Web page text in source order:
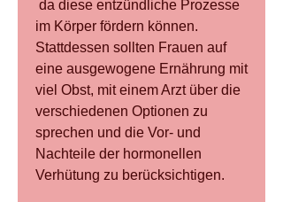
im Körper fördern können.
Stattdessen sollten Frauen auf
eine ausgewogene Ernährung mit
viel Obst, mit einem Arzt über die
verschiedenen Optionen zu
sprechen und die Vor- und
Nachteile der hormonellen
Verhütung zu berücksichtigen.